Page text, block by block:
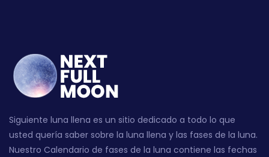
Siguiente luna llena es un sitio dedicado a todo lo que
usted quería saber sobre la luna llena y las fases de la luna.
Nuestro Calendario de fases de la luna contiene las fechas